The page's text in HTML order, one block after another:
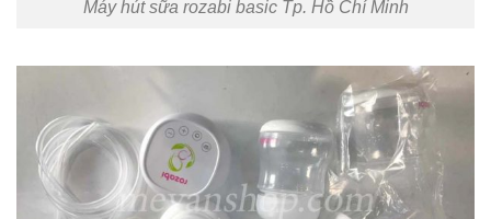
Máy hút sữa rozabi basic Tp. Hồ Chí Minh